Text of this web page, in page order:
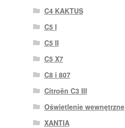
C4 KAKTUS
C5 I
C5 II
C5 X7
C8 i 807
Citroën C3 III
Oświetlenie wewnętrzne
XANTIA